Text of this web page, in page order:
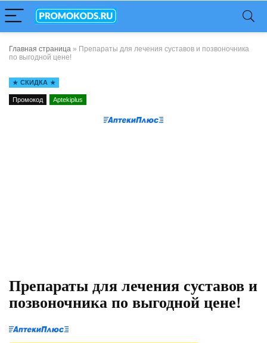
Главная страница » Препараты для лечения суставов и позвоночника
по выгодной цене!
СКИДКА
Промокод Aptekiplus
Препараты для лечения суставов и
позвоночника по выгодной цене!